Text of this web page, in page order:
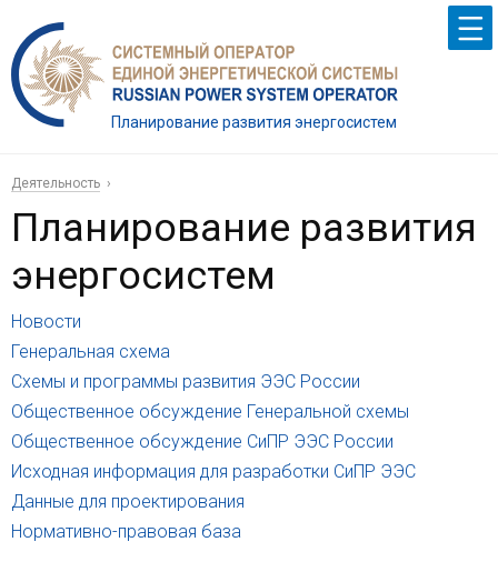
Планирование развития энергосистем
Деятельность
Планирование развития
энергосистем
Новости
Генеральная схема
Схемы и программы развития ЭЭС России
Общественное обсуждение Генеральной схемы
Общественное обсуждение СиПР ЭЭС России
Исходная информация для разработки СиПР ЭЭС
Данные для проектирования
Нормативно-правовая база